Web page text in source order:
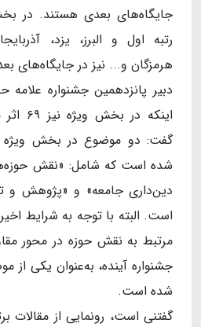
رتبه اول و البرز، یزد،
هرمزگان و... نیز در جایگاه‌های
دبیر پانزدهمین جشنواره علامه
گفت: دو موضوع در بخش ویژه
شده است که شامل: «نقش
دین‌داری جامعه» و «پژوهش و
است. البته با توجه به شرایط
مرتبط به نقش حوزه در محور
جشنواره آینده، به‌عنوان یکی
شده است.
گفتنی است، رونمایی از مقالات